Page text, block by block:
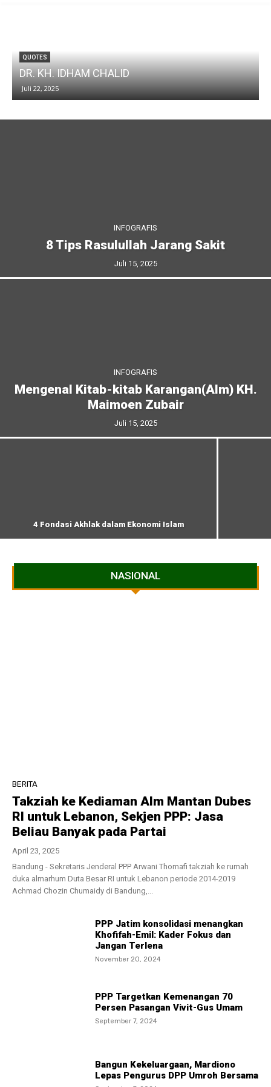
QUOTES
DR. KH. IDHAM CHALID
Juli 22, 2025
INFOGRAFIS
8 Tips Rasulullah Jarang Sakit
Juli 15, 2025
INFOGRAFIS
Mengenal Kitab-kitab Karangan(Alm) KH.
Maimoen Zubair
Juli 15, 2025
4 Fondasi Akhlak dalam Ekonomi Islam
NASIONAL
BERITA
Takziah ke Kediaman Alm Mantan Dubes
RI untuk Lebanon, Sekjen PPP: Jasa
Beliau Banyak pada Partai
April 23, 2025
Bandung - Sekretaris Jenderal PPP Arwani Thomafi takziah ke rumah
duka almarhum Duta Besar RI untuk Lebanon periode 2014-2019
Achmad Chozin Chumaidy di Bandung,...
PPP Jatim konsolidasi menangkan
Khofifah-Emil: Kader Fokus dan
Jangan Terlena
November 20, 2024
PPP Targetkan Kemenangan 70
Persen Pasangan Vivit-Gus Umam
September 7, 2024
Bangun Kekeluargaan, Mardiono
Lepas Pengurus DPP Umroh Bersama